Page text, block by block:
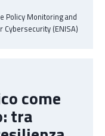
Policy Monitoring and
Cybersecurity (ENISA)
come
tra